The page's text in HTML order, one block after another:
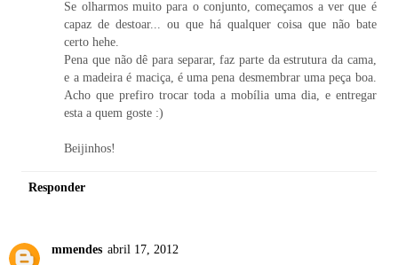
Se olharmos muito para o conjunto, começamos a ver que é
capaz de destoar... ou que há qualquer coisa que não bate
certo hehe.
Pena que não dê para separar, faz parte da estrutura da cama,
e a madeira é maciça, é uma pena desmembrar uma peça boa.
Acho que prefiro trocar toda a mobília uma dia, e entregar
esta a quem goste :)
Beijinhos!
Responder
mmendes abril 17, 2012